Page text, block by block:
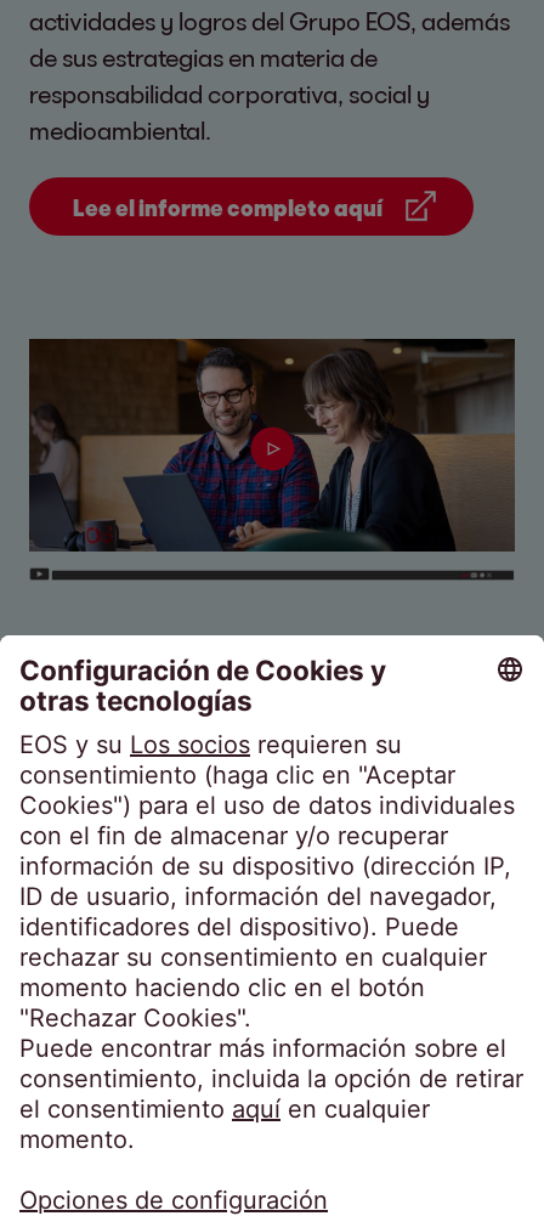
actividades y logros del Grupo EOS, además
de sus estrategias en materia de
responsabilidad corporativa, social y
medioambiental.
Lee el informe completo aquí
EOS Holding GmbH
Steindamm 71
20099 Hamburg
Germany
crossborder@eos-solutions.com